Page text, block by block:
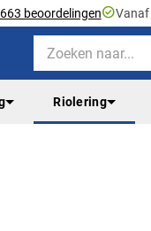
beoordelingencheck_circleVanaf
Riolering